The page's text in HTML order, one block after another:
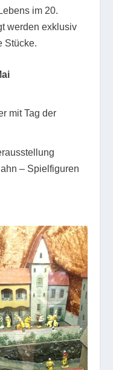
im 20.
werden exklusiv
Stücke.
mit Tag der
– Spielfiguren